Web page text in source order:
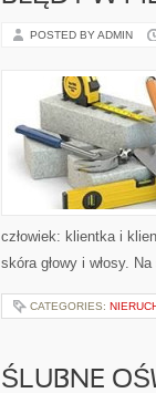
POSTED BY ADMIN
człowiek: klientka i
skóra głowy i włosy.
CATEGORIES:
ŚLUBNE